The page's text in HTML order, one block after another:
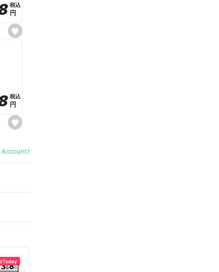
e
s
e
e
税込
税込
円
円
s
e
a
税込
税込
円
円
Today